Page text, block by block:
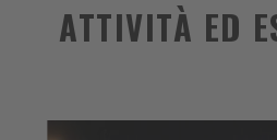
ATTIVITÀ ED